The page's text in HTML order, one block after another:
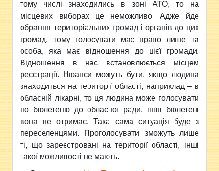
тому числі знаходились в зоні АТО, то на
місцевих виборах це неможливо. Адже йде
обрання територіальних громад і органів до цих
громад, тому голосувати має право лише та
особа, яка має відношення до цієї громади.
Відношення в нас встановлюється місцем
реєстрації. Нюанси можуть бути, якщо людина
знаходиться на території області, наприклад – в
обласній лікарні, то ця людина може голосувати
по бюлетеню до обласної ради, інші бюлетені
вона не отримає. Така сама ситуація буде з
переселенцями. Проголосувати зможуть лише
ті, що зареєстровані на території області, інші
такої можливості не мають.